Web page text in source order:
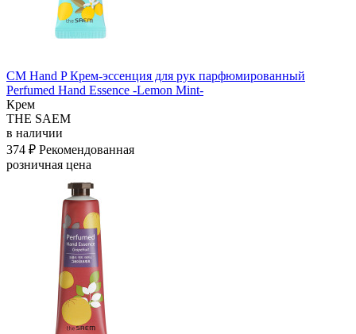
СМ Hand P Крем-эссенция для рук парфюмированный
Perfumed Hand Essence -Lemon Mint-
Крем
THE SAEM
в наличии
374 ₽ Рекомендованная
розничная цена